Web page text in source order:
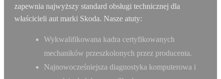
zapewnia najwyższy standard obsługi technicznej dla
właścicieli aut marki Skoda. Nasze atuty:
Wykwalifikowana kadra certyfikowanych
mechaników przeszkolonych przez producenta.
Najnowocześniejsza diagnostyka komputerowa i